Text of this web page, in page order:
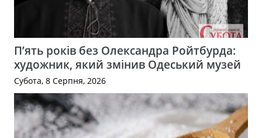
П’ять років без Олександра Ройтбурда:
художник, який змінив Одеський музей
Субота, 8 Серпня, 2026